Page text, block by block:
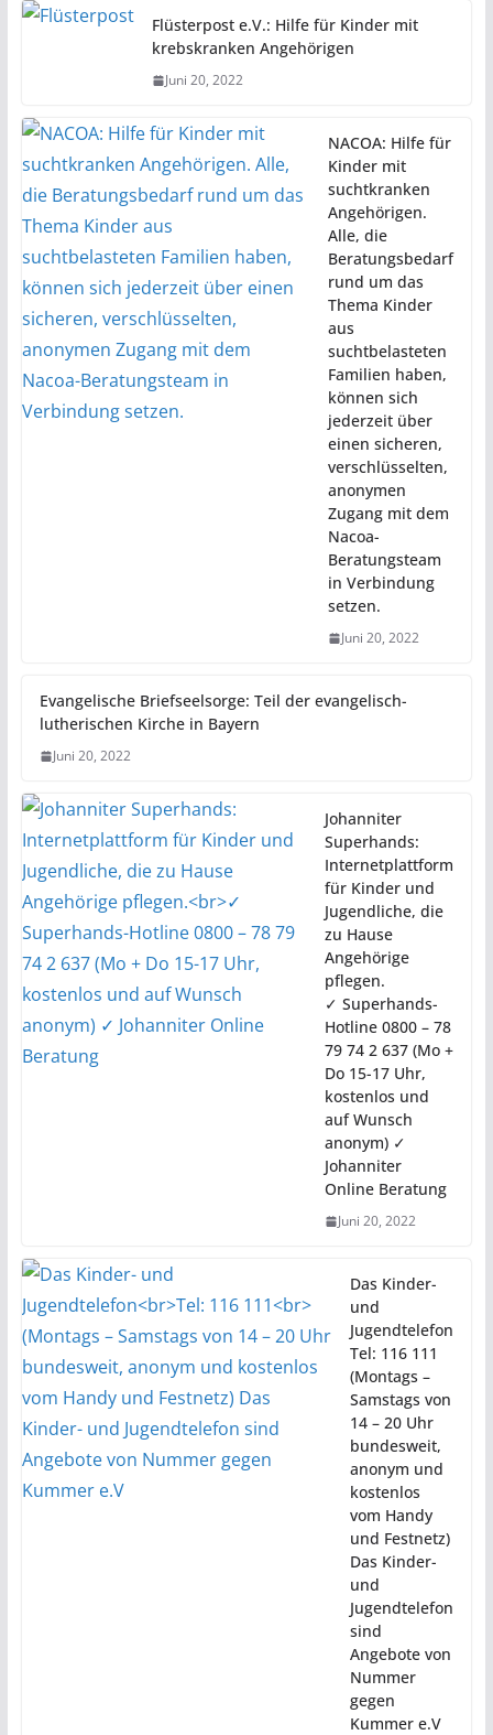
Flüsterpost e.V.: Hilfe für Kinder mit
krebskranken Angehörigen
Juni 20, 2022
NACOA: Hilfe für
Kinder mit
suchtkranken
Angehörigen.
Alle, die
Beratungsbedarf
rund um das
Thema Kinder
aus
suchtbelasteten
Familien haben,
können sich
jederzeit über
einen sicheren,
verschlüsselten,
anonymen
Zugang mit dem
Nacoa-
Beratungsteam
in Verbindung
setzen.
Juni 20, 2022
Evangelische Briefseelsorge: Teil der evangelisch-
lutherischen Kirche in Bayern
Juni 20, 2022
Johanniter
Superhands:
Internetplattform
für Kinder und
Jugendliche, die
zu Hause
Angehörige
pflegen.
✓ Superhands-
Hotline 0800 – 78
79 74 2 637 (Mo +
Do 15-17 Uhr,
kostenlos und
auf Wunsch
anonym) ✓
Johanniter
Online Beratung
Juni 20, 2022
Das Kinder-
und
Jugendtelefon
Tel: 116 111
(Montags –
Samstags von
14 – 20 Uhr
bundesweit,
anonym und
kostenlos
vom Handy
und Festnetz)
Das Kinder-
und
Jugendtelefon
sind
Angebote von
Nummer
gegen
Kummer e.V